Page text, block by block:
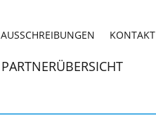
AUSSCHREIBUNGEN KONTAKT
PARTNERÜBERSICHT